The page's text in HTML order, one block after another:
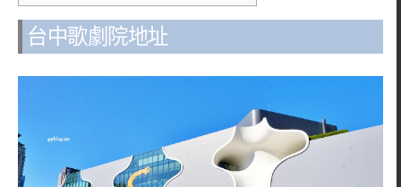
台中歌劇院地址